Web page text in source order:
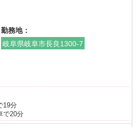
勤務地：
岐阜県岐阜市長良1300-7
19分
で20分